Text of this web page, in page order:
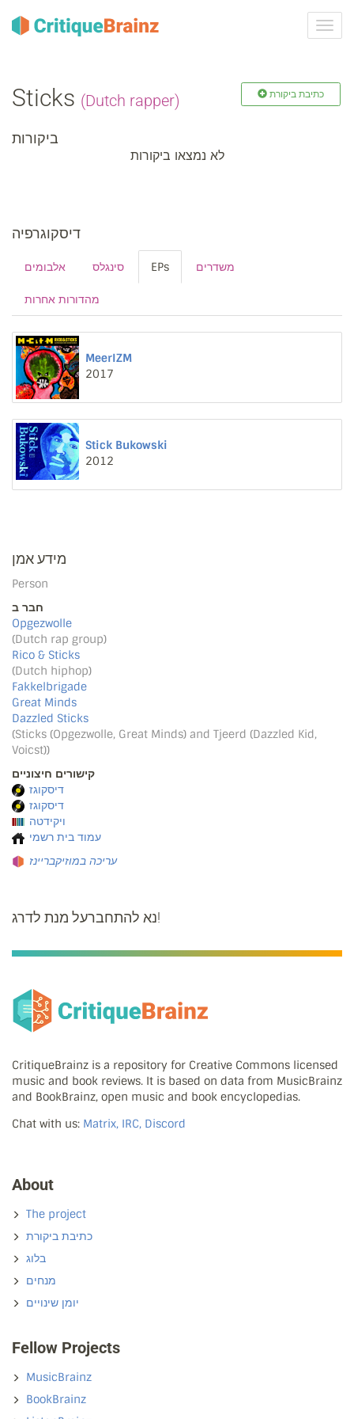
ברר
ניווט
Sticks (Dutch rapper) כתיבת ביקורת
ביקורות
לא נמצאו ביקורות
דיסקוגרפיה
אלבומים סינגלס EPs משדרים
מהדורות אחרות
MeerIZM
2017
Stick Bukowski
2012
מידע אמן
Person
חבר ב
Opgezwolle
(Dutch rap group)
Rico & Sticks
(Dutch hiphop)
Fakkelbrigade
Great Minds
Dazzled Sticks
(Sticks (Opgezwolle, Great Minds) and Tjeerd (Dazzled Kid,
Voicst))
קישורים חיצוניים
דיסקוגז
דיסקוגז
ויקידטה
עמוד בית רשמי
עריכה במוזיקבריינז
נא להתחברעל מנת לדרג!
CritiqueBrainz is a repository for Creative Commons licensed
music and book reviews. It is based on data from MusicBrainz
and BookBrainz, open music and book encyclopedias.
Chat with us: Matrix, IRC, Discord
About
The project
כתיבת ביקורת
בלוג
מנחים
יומן שינויים
Fellow Projects
MusicBrainz
BookBrainz